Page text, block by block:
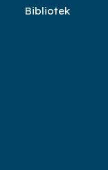
Bibliotek